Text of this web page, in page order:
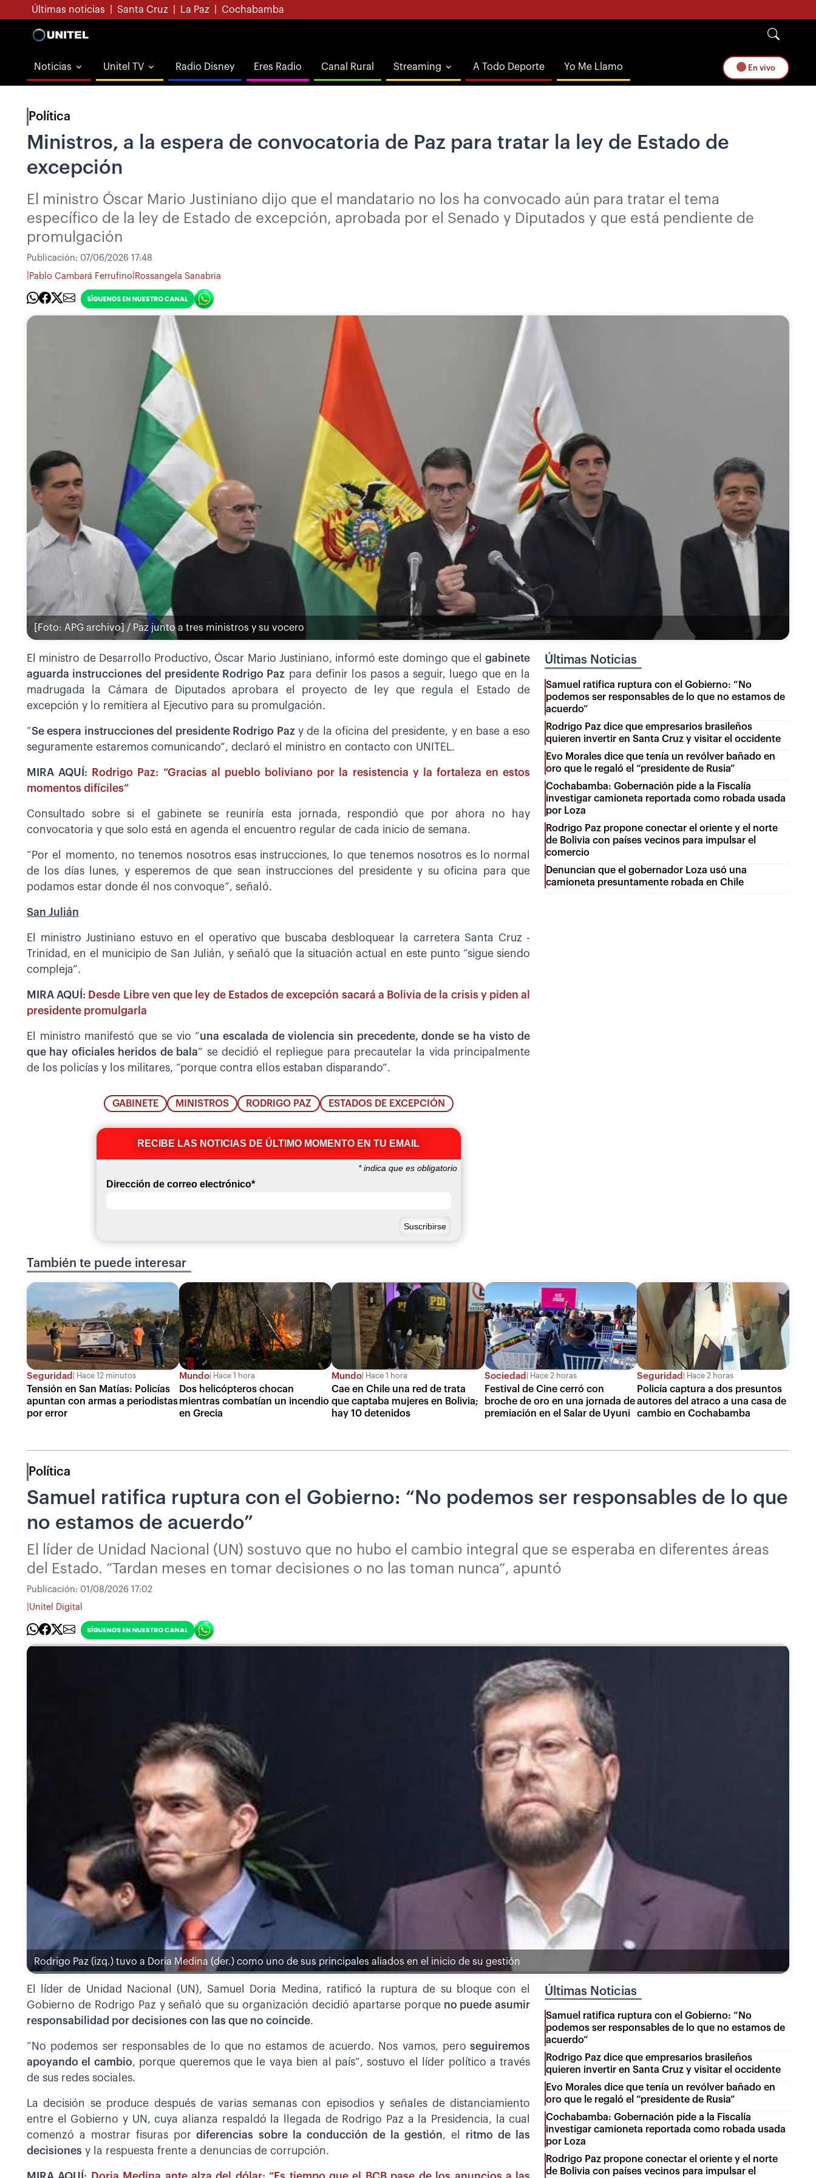
Últimas noticias Santa Cruz La Paz Cochabamba
Noticias Unitel TV Radio Disney Eres Radio Canal Rural Streaming A Todo Deporte Yo Me Llamo En vivo
Política
Ministros, a la espera de convocatoria de Paz para tratar la ley de Estado de
excepción
El ministro Óscar Mario Justiniano dijo que el mandatario no los ha convocado aún para tratar el tema
específico de la ley de Estado de excepción, aprobada por el Senado y Diputados y que está pendiente de
promulgación
Publicación: 07/06/2026 17:48
Pablo Cambará Ferrufino Rossangela Sanabria
[Foto: APG archivo] / Paz junto a tres ministros y su vocero
El ministro de Desarrollo Productivo, Óscar Mario Justiniano, informó este domingo que elgabinete
aguarda instrucciones del presidente Rodrigo Paz para definir los pasos a seguir, luego que en la
madrugada la Cámara de Diputados aprobara el proyecto de ley que regula el Estado de
excepción y lo remitiera al Ejecutivo para su promulgación.
“Se espera instrucciones del presidente Rodrigo Pazy de la oficina del presidente, y en base a eso
seguramente estaremos comunicando”, declaró el ministro en contacto con UNITEL.
MIRA AQUÍ:
Rodrigo Paz: “Gracias al pueblo boliviano por la resistencia y la fortaleza en estos
momentos difíciles”
Consultado sobre si el gabinete se reuniría esta jornada, respondió que por ahora no hay
convocatoria y que solo está en agenda el encuentro regular de cada inicio de semana.
“Por el momento, no tenemos nosotros esas instrucciones, lo que tenemos nosotros es lo normal
de los días lunes, y esperemos de que sean instrucciones del presidente y su oficina para que
podamos estar donde él nos convoque”, señaló.
San Julián
El ministro Justiniano estuvo en el operativo que buscaba desbloquear la carretera Santa Cruz -
Trinidad, en el municipio de San Julián, y señaló que la situación actual en este punto “sigue siendo
compleja”.
MIRA AQUÍ: Desde Libre ven que ley de Estados de excepción sacará a Bolivia de la crisis y piden al
presidente promulgarla
El ministro manifestó que se vio “una escalada de violencia sin precedente, donde se ha visto de
que hay oficiales heridos de bala” se decidió el repliegue para precautelar la vida principalmente
de los policías y los militares, “porque contra ellos estaban disparando”.
GABINETE MINISTROS RODRIGO PAZ ESTADOS DE EXCEPCIÓN
RECIBE LAS NOTICIAS DE ÚLTIMO MOMENTO EN TU EMAIL
*indica que es obligatorio
Dirección de correo electrónico*
Últimas Noticias
Samuel ratifica ruptura con el Gobierno: “No
podemos ser responsables de lo que no estamos de
acuerdo”
Rodrigo Paz dice que empresarios brasileños
quieren invertir en Santa Cruz y visitar el occidente
Evo Morales dice que tenía un revólver bañado en
oro que le regaló el “presidente de Rusia”
Cochabamba: Gobernación pide a la Fiscalía
investigar camioneta reportada como robada usada
por Loza
Rodrigo Paz propone conectar el oriente y el norte
de Bolivia con países vecinos para impulsar el
comercio
Denuncian que el gobernador Loza usó una
camioneta presuntamente robada en Chile
También te puede interesar
Seguridad Hace 12 minutos
Tensión en San Matías: Policías
apuntan con armas a periodistas
por error
Mundo Hace 1 hora
Dos helicópteros chocan
mientras combatían un incendio
en Grecia
Mundo Hace 1 hora
Cae en Chile una red de trata
que captaba mujeres en Bolivia;
hay 10 detenidos
Sociedad Hace 2 horas
Festival de Cine cerró con
broche de oro en una jornada de
premiación en el Salar de Uyuni
Seguridad Hace 2 horas
Policía captura a dos presuntos
autores del atraco a una casa de
cambio en Cochabamba
Política
Samuel ratifica ruptura con el Gobierno: “No podemos ser responsables de lo que
no estamos de acuerdo”
El líder de Unidad Nacional (UN) sostuvo que no hubo el cambio integral que se esperaba en diferentes áreas
del Estado. “Tardan meses en tomar decisiones o no las toman nunca”, apuntó
Publicación: 01/08/2026 17:02
Unitel Digital
Rodrigo Paz (izq.) tuvo a Doria Medina (der.) como uno de sus principales aliados en el inicio de su gestión
El líder de Unidad Nacional (UN), Samuel Doria Medina, ratificó la ruptura de su bloque con el
Gobierno de Rodrigo Paz y señaló que su organización decidió apartarse porqueno puede asumir
responsabilidad por decisiones con las que no coincide.
“No podemos ser responsables de lo que no estamos de acuerdo. Nos vamos, pero seguiremos
apoyando el cambio, porque queremos que le vaya bien al país”, sostuvo el líder político a través
de sus redes sociales.
La decisión se produce después de varias semanas con episodios y señales de distanciamiento
entre el Gobierno y UN, cuya alianza respaldó la llegada de Rodrigo Paz a la Presidencia, la cual
comenzó a mostrar fisuras por diferencias sobre la conducción de la gestión, el ritmo de las
decisiones y la respuesta frente a denuncias de corrupción.
Últimas Noticias
Samuel ratifica ruptura con el Gobierno: “No
podemos ser responsables de lo que no estamos de
acuerdo”
Rodrigo Paz dice que empresarios brasileños
quieren invertir en Santa Cruz y visitar el occidente
Evo Morales dice que tenía un revólver bañado en
oro que le regaló el “presidente de Rusia”
Cochabamba: Gobernación pide a la Fiscalía
investigar camioneta reportada como robada usada
por Loza
Rodrigo Paz propone conectar el oriente y el norte
de Bolivia con países vecinos para impulsar el